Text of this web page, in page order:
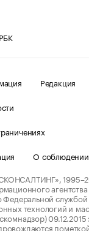
Редакция
О соблюдении
Федеральной
технологий и